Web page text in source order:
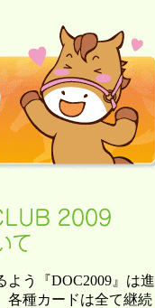
よう『DOC2009』は進
各種カードは全て継続